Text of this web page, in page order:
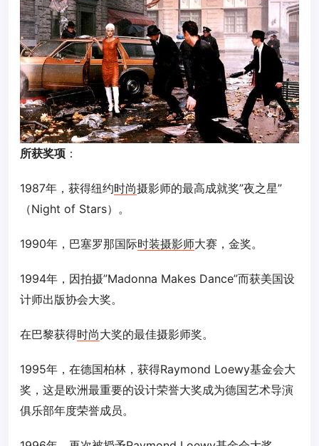
所获奖项 ：
1987年，获得纽约时尚摄影师的最高成就奖”夜之星”
（Night of Stars）。
1990年，巴塞罗那国际时装摄影师大赛，金奖。
1994年，因拍摄”Madonna Makes Dance”而获美国设
计师出版协会大奖。
在巴黎获得时尚大奖的最佳摄影师奖。
1995年，在德国柏林，获得Raymond Loewy基金会大
奖，这是欧洲最重要的设计荣誉大奖成为德国艺术导演
俱乐部年度荣誉成员。